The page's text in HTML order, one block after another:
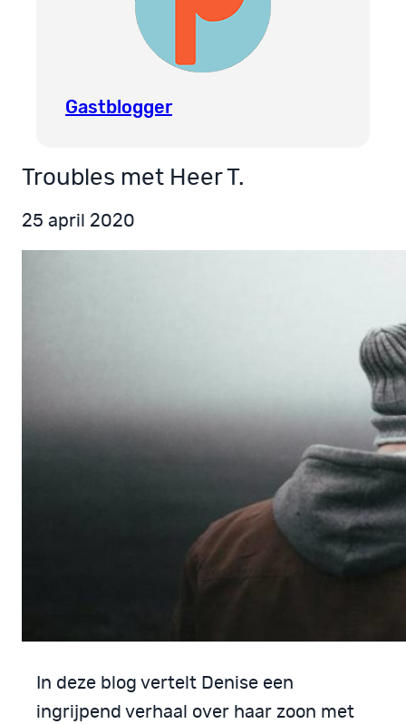
Gastblogger
Troubles met Heer T.
25 april 2020
In deze blog vertelt Denise een
ingrijpend verhaal over haar zoon met